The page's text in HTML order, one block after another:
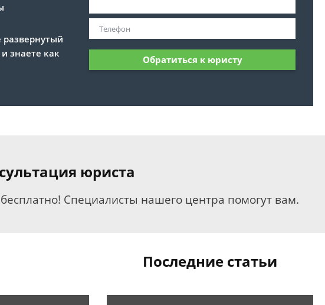
развернутый
знаете как
Обратиться к юристу
юриста
Специалисты нашего центра помогут вам.
Последние статьи